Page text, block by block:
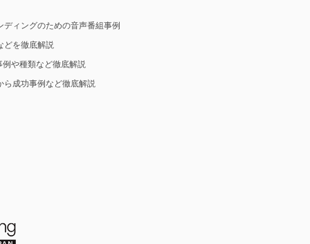
ィングのための音声番組事例
どを徹底解説
や種類など徹底解説
成功事例など徹底解説